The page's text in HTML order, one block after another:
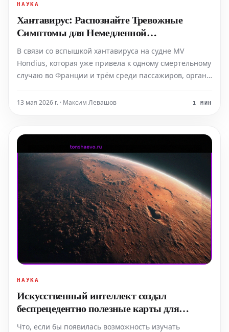
НАУКА
Хантавирус: Распознайте Тревожные
Симптомы для Немедленной
Консультации
В связи со вспышкой хантавируса на судне MV
Hondius, которая уже привела к одному смертельному
случаю во Франции и трём среди пассажиров, органы
готовности. Крайне важно уметь распознавать
13 мая 2026 г. · Максим Левашов 1 МИН
НАУКА
Искусственный интеллект создал
беспрецедентно полезные карты для
подготовки к жизни на Марсе
Что, если бы появилась возможность изучать